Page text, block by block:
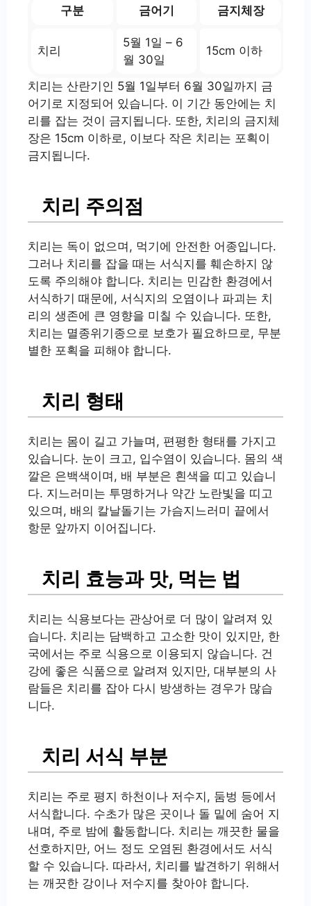
구분 금어기 금지체장
치리
5월 1일 – 6
월 30일
15cm 이하
치리는 산란기인 5월 1일부터 6월 30일까지 금
어기로 지정되어 있습니다. 이 기간 동안에는 치
리를 잡는 것이 금지됩니다. 또한, 치리의 금지체
장은 15cm 이하로, 이보다 작은 치리는 포획이
금지됩니다.
치리 주의점
치리는 독이 없으며, 먹기에 안전한 어종입니다.
그러나 치리를 잡을 때는 서식지를 훼손하지 않
도록 주의해야 합니다. 치리는 민감한 환경에서
서식하기 때문에, 서식지의 오염이나 파괴는 치
리의 생존에 큰 영향을 미칠 수 있습니다. 또한,
치리는 멸종위기종으로 보호가 필요하므로, 무분
별한 포획을 피해야 합니다.
치리 형태
치리는 몸이 길고 가늘며, 편평한 형태를 가지고
있습니다. 눈이 크고, 입수염이 있습니다. 몸의 색
깔은 은백색이며, 배 부분은 흰색을 띠고 있습니
다. 지느러미는 투명하거나 약간 노란빛을 띠고
있으며, 배의 칼날돌기는 가슴지느러미 끝에서
항문 앞까지 이어집니다.
치리 효능과 맛, 먹는 법
치리는 식용보다는 관상어로 더 많이 알려져 있
습니다. 치리는 담백하고 고소한 맛이 있지만, 한
국에서는 주로 식용으로 이용되지 않습니다. 건
강에 좋은 식품으로 알려져 있지만, 대부분의 사
람들은 치리를 잡아 다시 방생하는 경우가 많습
니다.
치리 서식 부분
치리는 주로 평지 하천이나 저수지, 둠벙 등에서
서식합니다. 수초가 많은 곳이나 돌 밑에 숨어 지
내며, 주로 밤에 활동합니다. 치리는 깨끗한 물을
선호하지만, 어느 정도 오염된 환경에서도 서식
할 수 있습니다. 따라서, 치리를 발견하기 위해서
는 깨끗한 강이나 저수지를 찾아야 합니다.